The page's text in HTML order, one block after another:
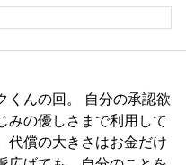
くんの回。 自分の承認欲
みの優しさまで利用して
代償の大きさはお金だけ